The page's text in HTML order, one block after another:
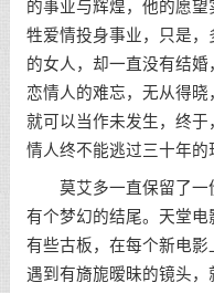
的事业与辉煌，他的愿
牲爱情投身事业，只是
的女人，却一直没有结
恋情人的难忘，无从得
就可以当作未发生，终
情人终不能逃过三十年的
莫艾多一直保留了一
有个梦幻的结尾。天堂
有些古板，在每个新电
遇到有旖旎暧昧的镜头